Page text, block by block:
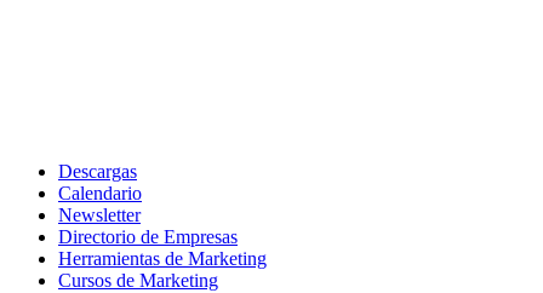
Descargas
Calendario
Newsletter
Directorio de Empresas
Herramientas de Marketing
Cursos de Marketing